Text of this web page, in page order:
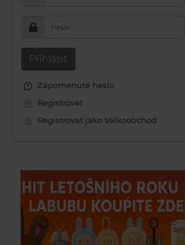
Heslo
Přihlásit
Zapomenuté heslo
Registrovat
Registrovat jako Velkoobchod